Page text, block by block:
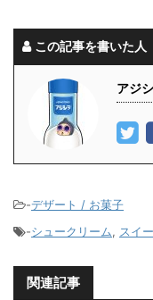
この記事を書いた人
アジ
-デザート / お菓子
-シュークリーム, スイ
関連記事